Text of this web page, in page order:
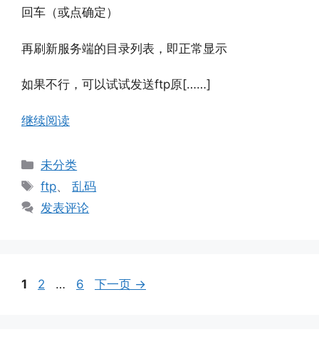
回车（或点确定）
再刷新服务端的目录列表，即正常显示
如果不行，可以试试发送ftp原[……]
继续阅读
分
类
未分类
标
签
ftp、乱码
发表评论
页
1
页
2 …
页
6 下一页 →